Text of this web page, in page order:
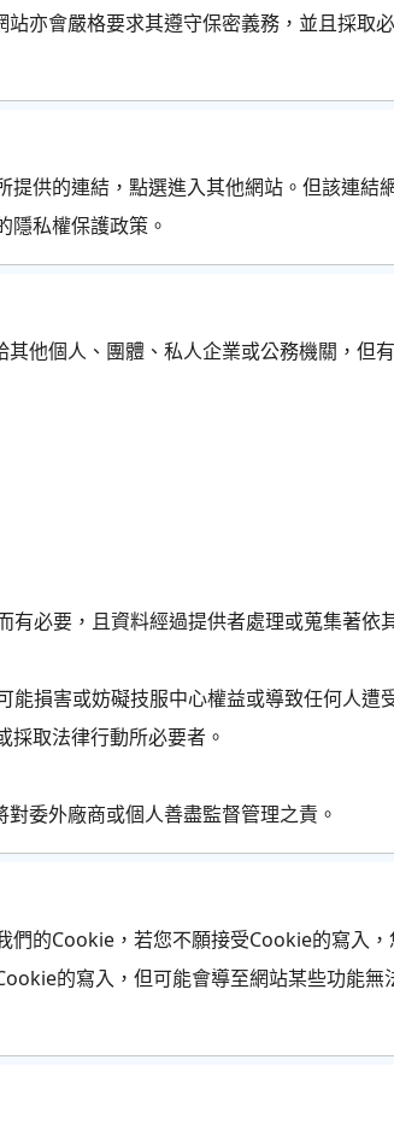
亦會嚴格要求其遵守保密義務，並且採取
供的連結，點選進入其他網站。但該連結
的隱私權保護政策。
他個人、團體、私人企業或公務機關，但
必要，且資料經過提供者處理或蒐集著依
損害或妨礙技服中心權益或導致任何人遭
取法律行動所必要者。
委外廠商或個人善盡監督管理之責。
們的Cookie，若您不願接受Cookie的寫入
的寫入，但可能會導至網站某些功能無